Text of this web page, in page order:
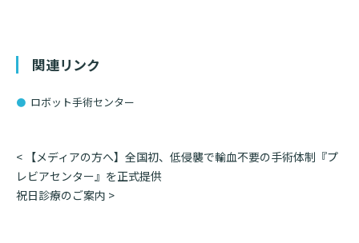
一歩先の医療の提供
公式SNSアカウント一覧
院内のルールについて
フロアマップ
LINEサービスについて
人材開発センター
スキルトレーニングセンター
当院退職後のカルテ閲覧手続きについて
ご相談・お問い合わせ
関連リンク
ロボット手術センター
投
稿
ナ
< 【メディアの方へ】全国初、低侵襲で輸血不要の手術体制『プ
レビアセンター』を正式提供
祝日診療のご案内 >